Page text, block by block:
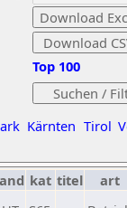
Kärnten Tirol
Top 100
kat titel art